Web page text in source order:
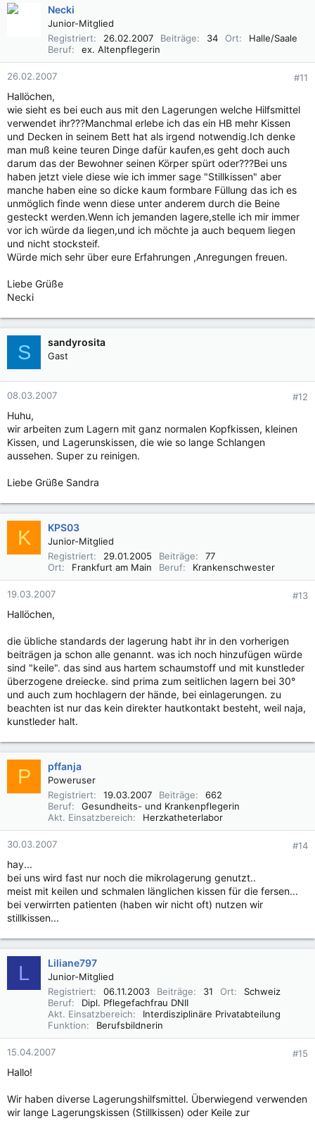
Necki
Junior-Mitglied
Registriert
26.02.2007 Beiträge 34 Ort
Halle/Saale
Beruf
ex. Altenpflegerin
26.02.2007 #11
Hallöchen,
wie sieht es bei euch aus mit den Lagerungen welche Hilfsmittel
verwendet ihr???Manchmal erlebe ich das ein HB mehr Kissen
und Decken in seinem Bett hat als irgend notwendig.Ich denke
man muß keine teuren Dinge dafür kaufen,es geht doch auch
darum das der Bewohner seinen Körper spürt oder???Bei uns
haben jetzt viele diese wie ich immer sage "Stillkissen" aber
manche haben eine so dicke kaum formbare Füllung das ich es
unmöglich finde wenn diese unter anderem durch die Beine
gesteckt werden.Wenn ich jemanden lagere,stelle ich mir immer
vor ich würde da liegen,und ich möchte ja auch bequem liegen
und nicht stocksteif.
Würde mich sehr über eure Erfahrungen ,Anregungen freuen.
Liebe Grüße
Necki
S sandyrosita
Gast
08.03.2007 #12
Huhu,
wir arbeiten zum Lagern mit ganz normalen Kopfkissen, kleinen
Kissen, und Lagerunskissen, die wie so lange Schlangen
aussehen. Super zu reinigen.
Liebe Grüße Sandra
K KPS03
Junior-Mitglied
Registriert
29.01.2005 Beiträge
77
Ort
Frankfurt am Main Beruf Krankenschwester
19.03.2007 #13
Hallöchen,
die übliche standards der lagerung habt ihr in den vorherigen
beiträgen ja schon alle genannt. was ich noch hinzufügen würde
sind "keile". das sind aus hartem schaumstoff und mit kunstleder
überzogene dreiecke. sind prima zum seitlichen lagern bei 30°
und auch zum hochlagern der hände, bei einlagerungen. zu
beachten ist nur das kein direkter hautkontakt besteht, weil naja,
kunstleder halt.
P pffanja
Poweruser
Registriert
19.03.2007 Beiträge
662
Beruf
Gesundheits- und Krankenpflegerin
Akt. Einsatzbereich
Herzkatheterlabor
30.03.2007 #14
hay...
bei uns wird fast nur noch die mikrolagerung genutzt..
meist mit keilen und schmalen länglichen kissen für die fersen...
bei verwirrten patienten (haben wir nicht oft) nutzen wir
stillkissen...
L Liliane797
Junior-Mitglied
Registriert
06.11.2003 Beiträge 31 Ort
Schweiz
Beruf
Dipl. Pflegefachfrau DNII
Akt. Einsatzbereich
Interdisziplinäre Privatabteilung
Funktion
Berufsbildnerin
15.04.2007 #15
Hallo!
Wir haben diverse Lagerungshilfsmittel. Überwiegend verwenden
wir lange Lagerungskissen (Stillkissen) oder Keile zur